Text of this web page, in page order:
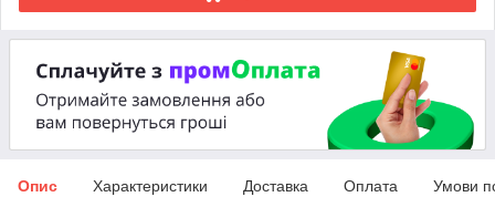
Опис Характеристики Доставка Оплата Умови